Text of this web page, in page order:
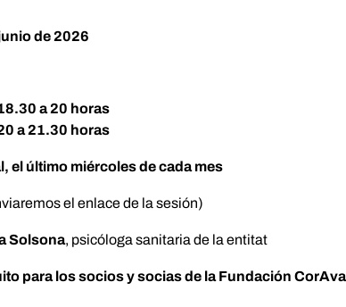
de 2026
a 20 horas
a 21.30 horas
el último miércoles de cada mes
el enlace de la sesión)
Solsona, psicóloga sanitaria de la entitat
para los socios y socias de la Fundación